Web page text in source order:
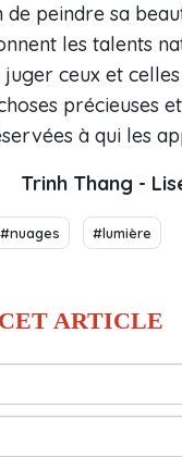
de peindre sa
les talents
ceux et
précieuses
à qui les
Trinh Thang -
#nuages #lumière